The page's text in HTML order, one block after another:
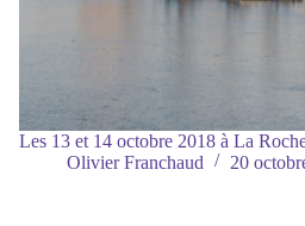
Les 13 et 14 octobre 2018 à La
Olivier Franchaud
20